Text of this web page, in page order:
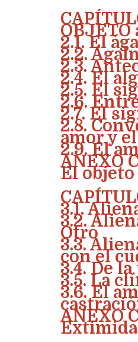
OBJETO
2.1. El
2.2.
2.3.
2.4. El
2.5. El
2.6.
2.7. El
2.8.
amor y
2.9. El
ANEXO
El
3.1.
3.2.
Otro
3.3.
con el
3.4. De
3.5. La
3.6. El
ANEXO